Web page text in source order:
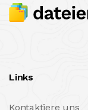
Links
Kontaktiere uns